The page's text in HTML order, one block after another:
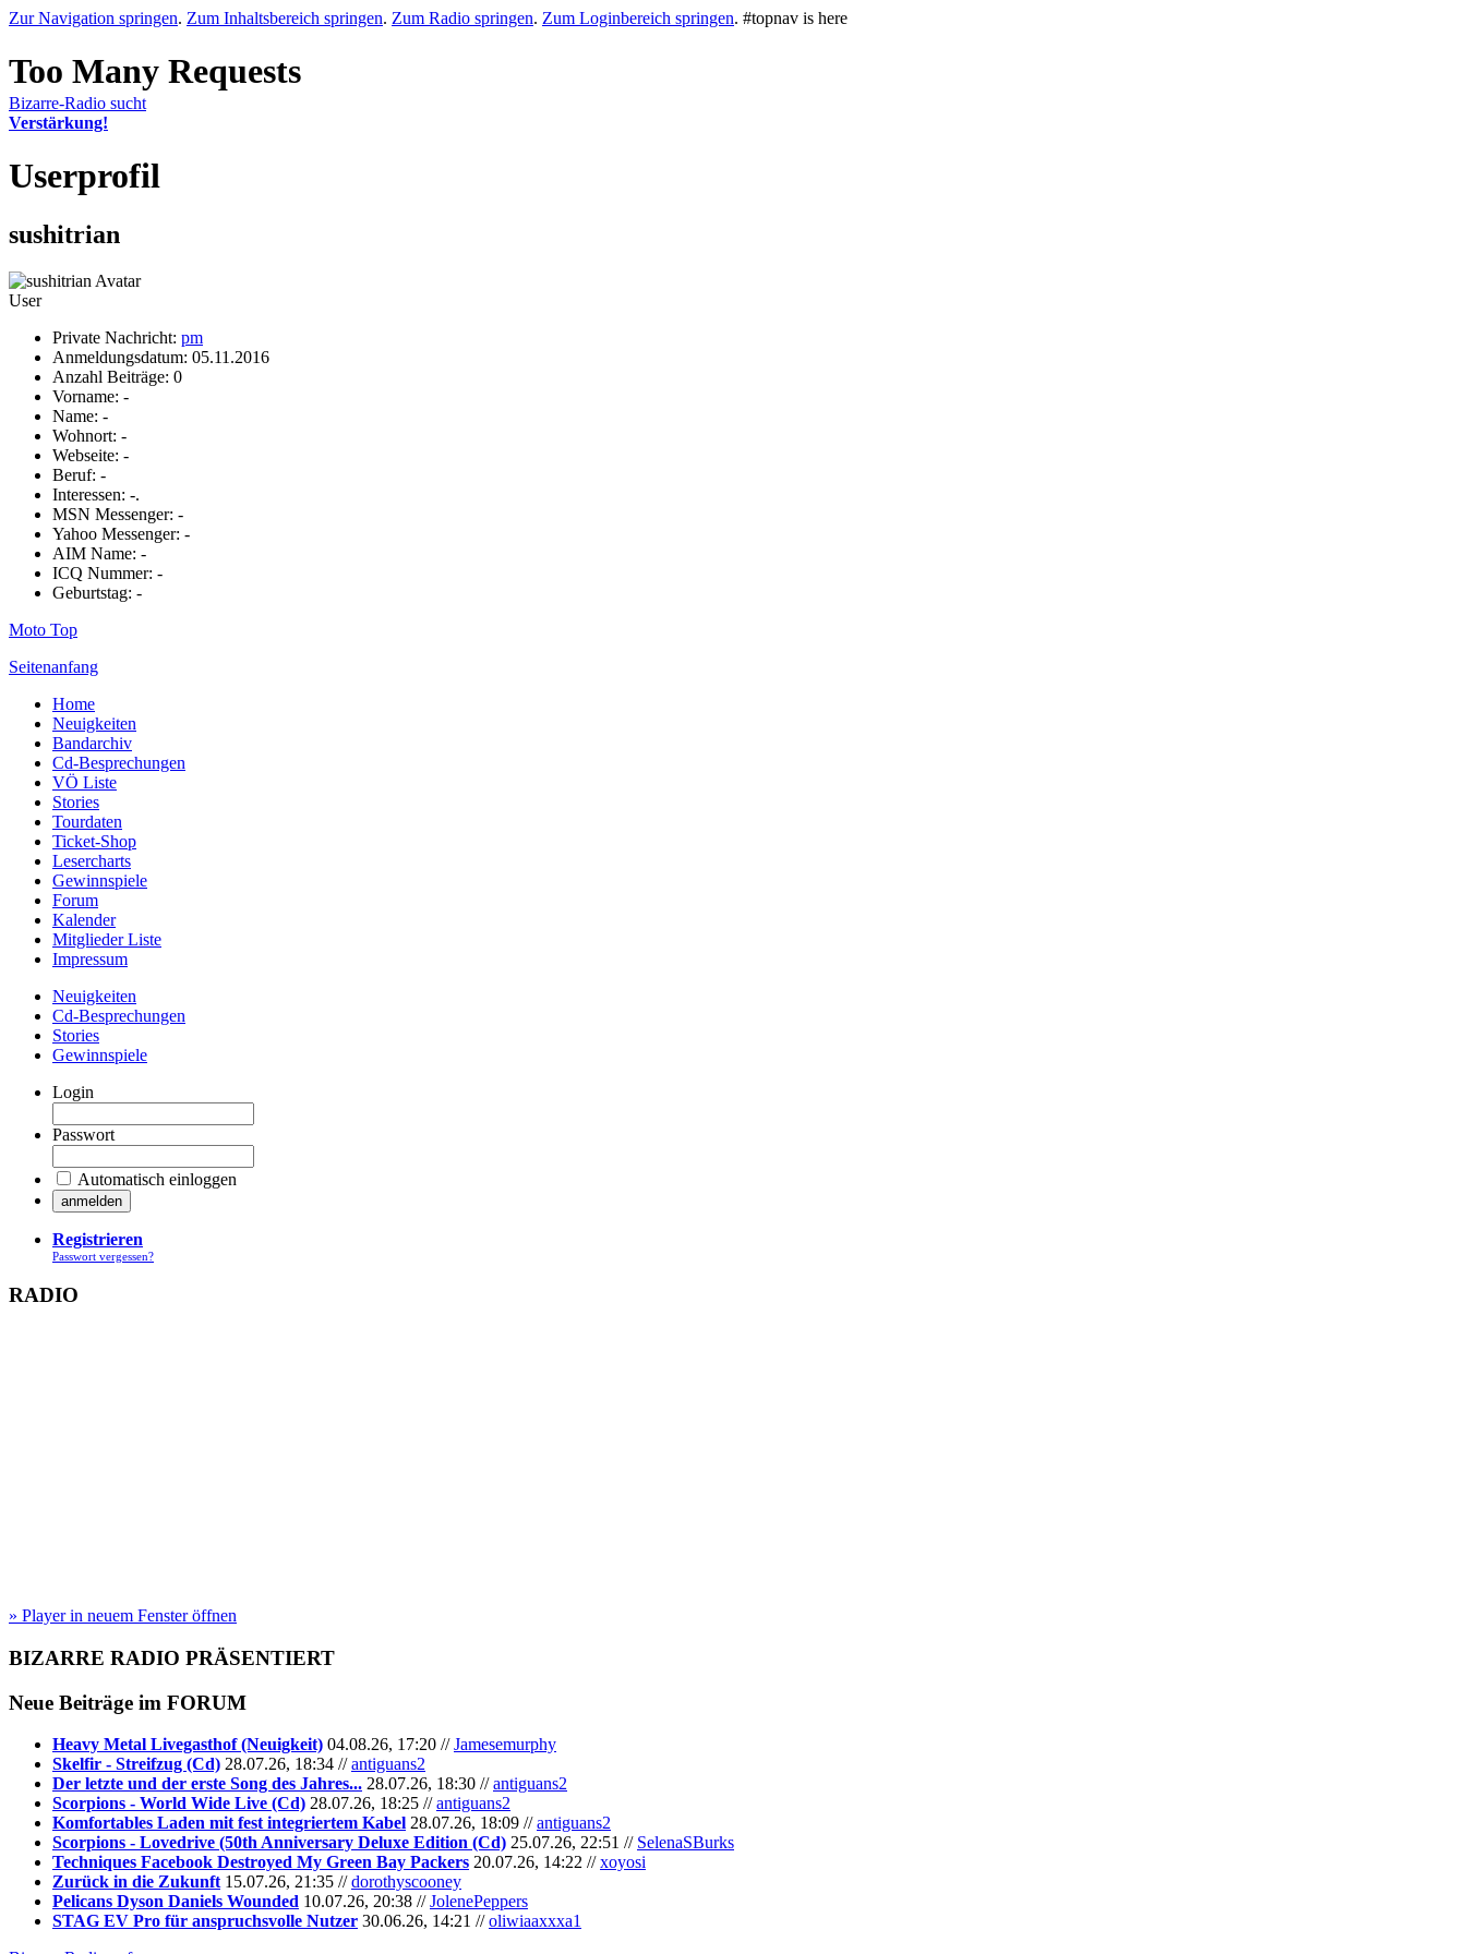
Zur Navigation springen. Zum Inhaltsbereich springen. Zum Radio springen. Zum Loginbereich springen. #topnav is here
Bizarre-Radio sucht
Verstärkung!
Userprofil
sushitrian
User
Private Nachricht: pm
Anmeldungsdatum: 05.11.2016
Anzahl Beiträge: 0
Vorname: -
Name: -
Wohnort: -
Webseite: -
Beruf: -
Interessen: -.
MSN Messenger: -
Yahoo Messenger: -
AIM Name: -
ICQ Nummer: -
Geburtstag: -
Moto Top
Seitenanfang
Home
Neuigkeiten
Bandarchiv
Cd-Besprechungen
VÖ Liste
Stories
Tourdaten
Ticket-Shop
Lesercharts
Gewinnspiele
Forum
Kalender
Mitglieder Liste
Impressum
Neuigkeiten
Cd-Besprechungen
Stories
Gewinnspiele
Login
Passwort
Automatisch einloggen
Registrieren
Passwort vergessen?
RADIO
» Player in neuem Fenster öffnen
BIZARRE RADIO PRÄSENTIERT
Neue Beiträge im FORUM
Heavy Metal Livegasthof (Neuigkeit) 04.08.26, 17:20 //Jamesemurphy
Skelfir - Streifzug (Cd) 28.07.26, 18:34 //antiguans2
Der letzte und der erste Song des Jahres... 28.07.26, 18:30 //antiguans2
Scorpions - World Wide Live (Cd) 28.07.26, 18:25 //antiguans2
Komfortables Laden mit fest integriertem Kabel 28.07.26, 18:09 //antiguans2
Scorpions - Lovedrive (50th Anniversary Deluxe Edition (Cd) 25.07.26, 22:51 // SelenaSBurks
Techniques Facebook Destroyed My Green Bay Packers 20.07.26, 14:22 //xoyosi
Zurück in die Zukunft 15.07.26, 21:35 //dorothyscooney
Pelicans Dyson Daniels Wounded 10.07.26, 20:38 //JolenePeppers
STAG EV Pro für anspruchsvolle Nutzer 30.06.26, 14:21 //oliwiaaxxxa1